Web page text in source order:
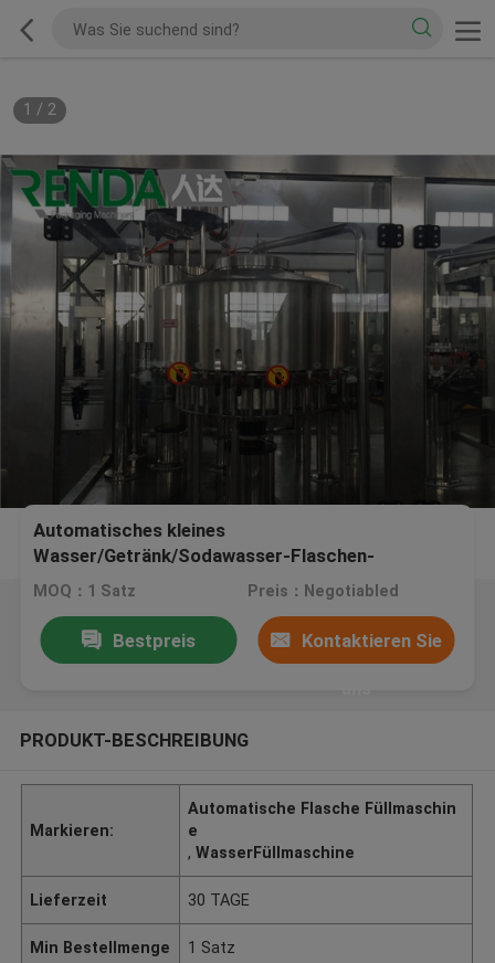
1 / 2
Automatisches kleines
Wasser/Getränk/Sodawasser-Flaschen-
Füllmaschine 2000 - 20000BPH
MOQ：1 Satz Preis：Negotiabled
Bestpreis Kontaktieren Sie
PRODUKT-BESCHREIBUNG
Markieren:
Automatische Flasche Füllmaschin
e
,WasserFüllmaschine
Lieferzeit 30 TAGE
Min Bestellmenge 1 Satz